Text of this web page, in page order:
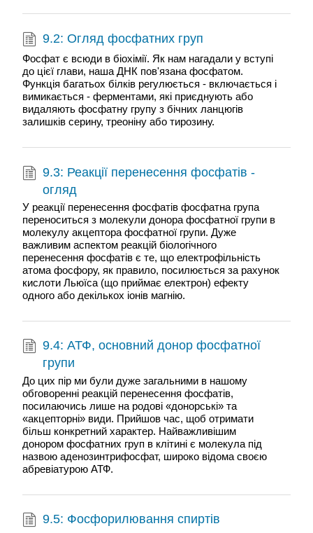
9.2: Огляд фосфатних груп
Фосфат є всюди в біохімії. Як нам нагадали у вступі
до цієї глави, наша ДНК пов'язана фосфатом.
Функція багатьох білків регулюється - включається і
вимикається - ферментами, які приєднують або
видаляють фосфатну групу з бічних ланцюгів
залишків серину, треоніну або тирозину.
9.3: Реакції перенесення фосфатів -
огляд
У реакції перенесення фосфатів фосфатна група
переноситься з молекули донора фосфатної групи в
молекулу акцептора фосфатної групи. Дуже
важливим аспектом реакцій біологічного
перенесення фосфатів є те, що електрофільність
атома фосфору, як правило, посилюється за рахунок
кислоти Льюїса (що приймає електрон) ефекту
одного або декількох іонів магнію.
9.4: АТФ, основний донор фосфатної
групи
До цих пір ми були дуже загальними в нашому
обговоренні реакцій перенесення фосфатів,
посилаючись лише на родові «донорські» та
«акцепторні» види. Прийшов час, щоб отримати
більш конкретний характер. Найважливішим
донором фосфатних груп в клітині є молекула під
назвою аденозинтрифосфат, широко відома своєю
абревіатурою АТФ.
9.5: Фосфорилювання спиртів